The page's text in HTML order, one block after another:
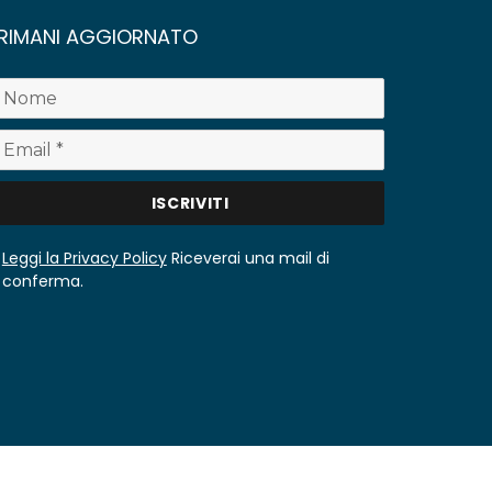
AGGIORNATO
Leggi la Privacy PolicyRiceverai una mail di
conferma.